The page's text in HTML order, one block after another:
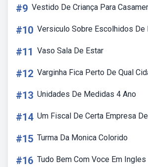
#9 Vestido De Criança Para
#10 Versiculo Sobre Escolhidos De
#11 Vaso Sala De Estar
#12 Varginha Fica Perto De Qual
#13 Unidades De Medidas 4 Ano
#14 Um Fiscal De Certa Empresa
#15 Turma Da Monica Colorido
#16 Tudo Bem Com Voce Em Ingles